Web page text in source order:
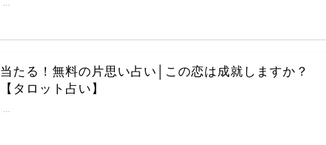
当たる！無料の片思い占い│この恋は成就しますか？
【タロット占い】